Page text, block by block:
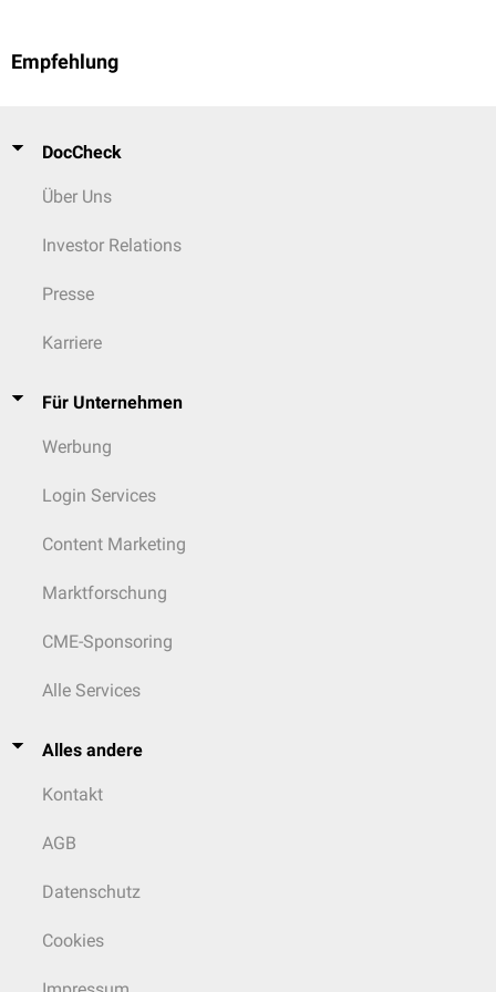
Empfehlung
DocCheck
Über Uns
Investor Relations
Presse
Karriere
Für Unternehmen
Werbung
Login Services
Content Marketing
Marktforschung
CME-Sponsoring
Alle Services
Alles andere
Kontakt
AGB
Datenschutz
Cookies